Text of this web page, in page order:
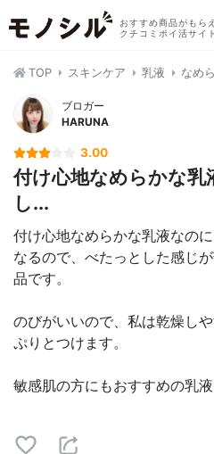
おすすめ商品がもら
クチコミポイ活サイト
TOP スキンケア 乳液 なめ
ブロガー
HARUNA
3.00
付け心地なめらかな乳
し...
付け心地なめらかな乳液なの
なるので、べたっとした感じ
品です。
のびがいいので、私は乾燥し
ぷりとつけます。
敏感肌の方にもおすすめの乳液